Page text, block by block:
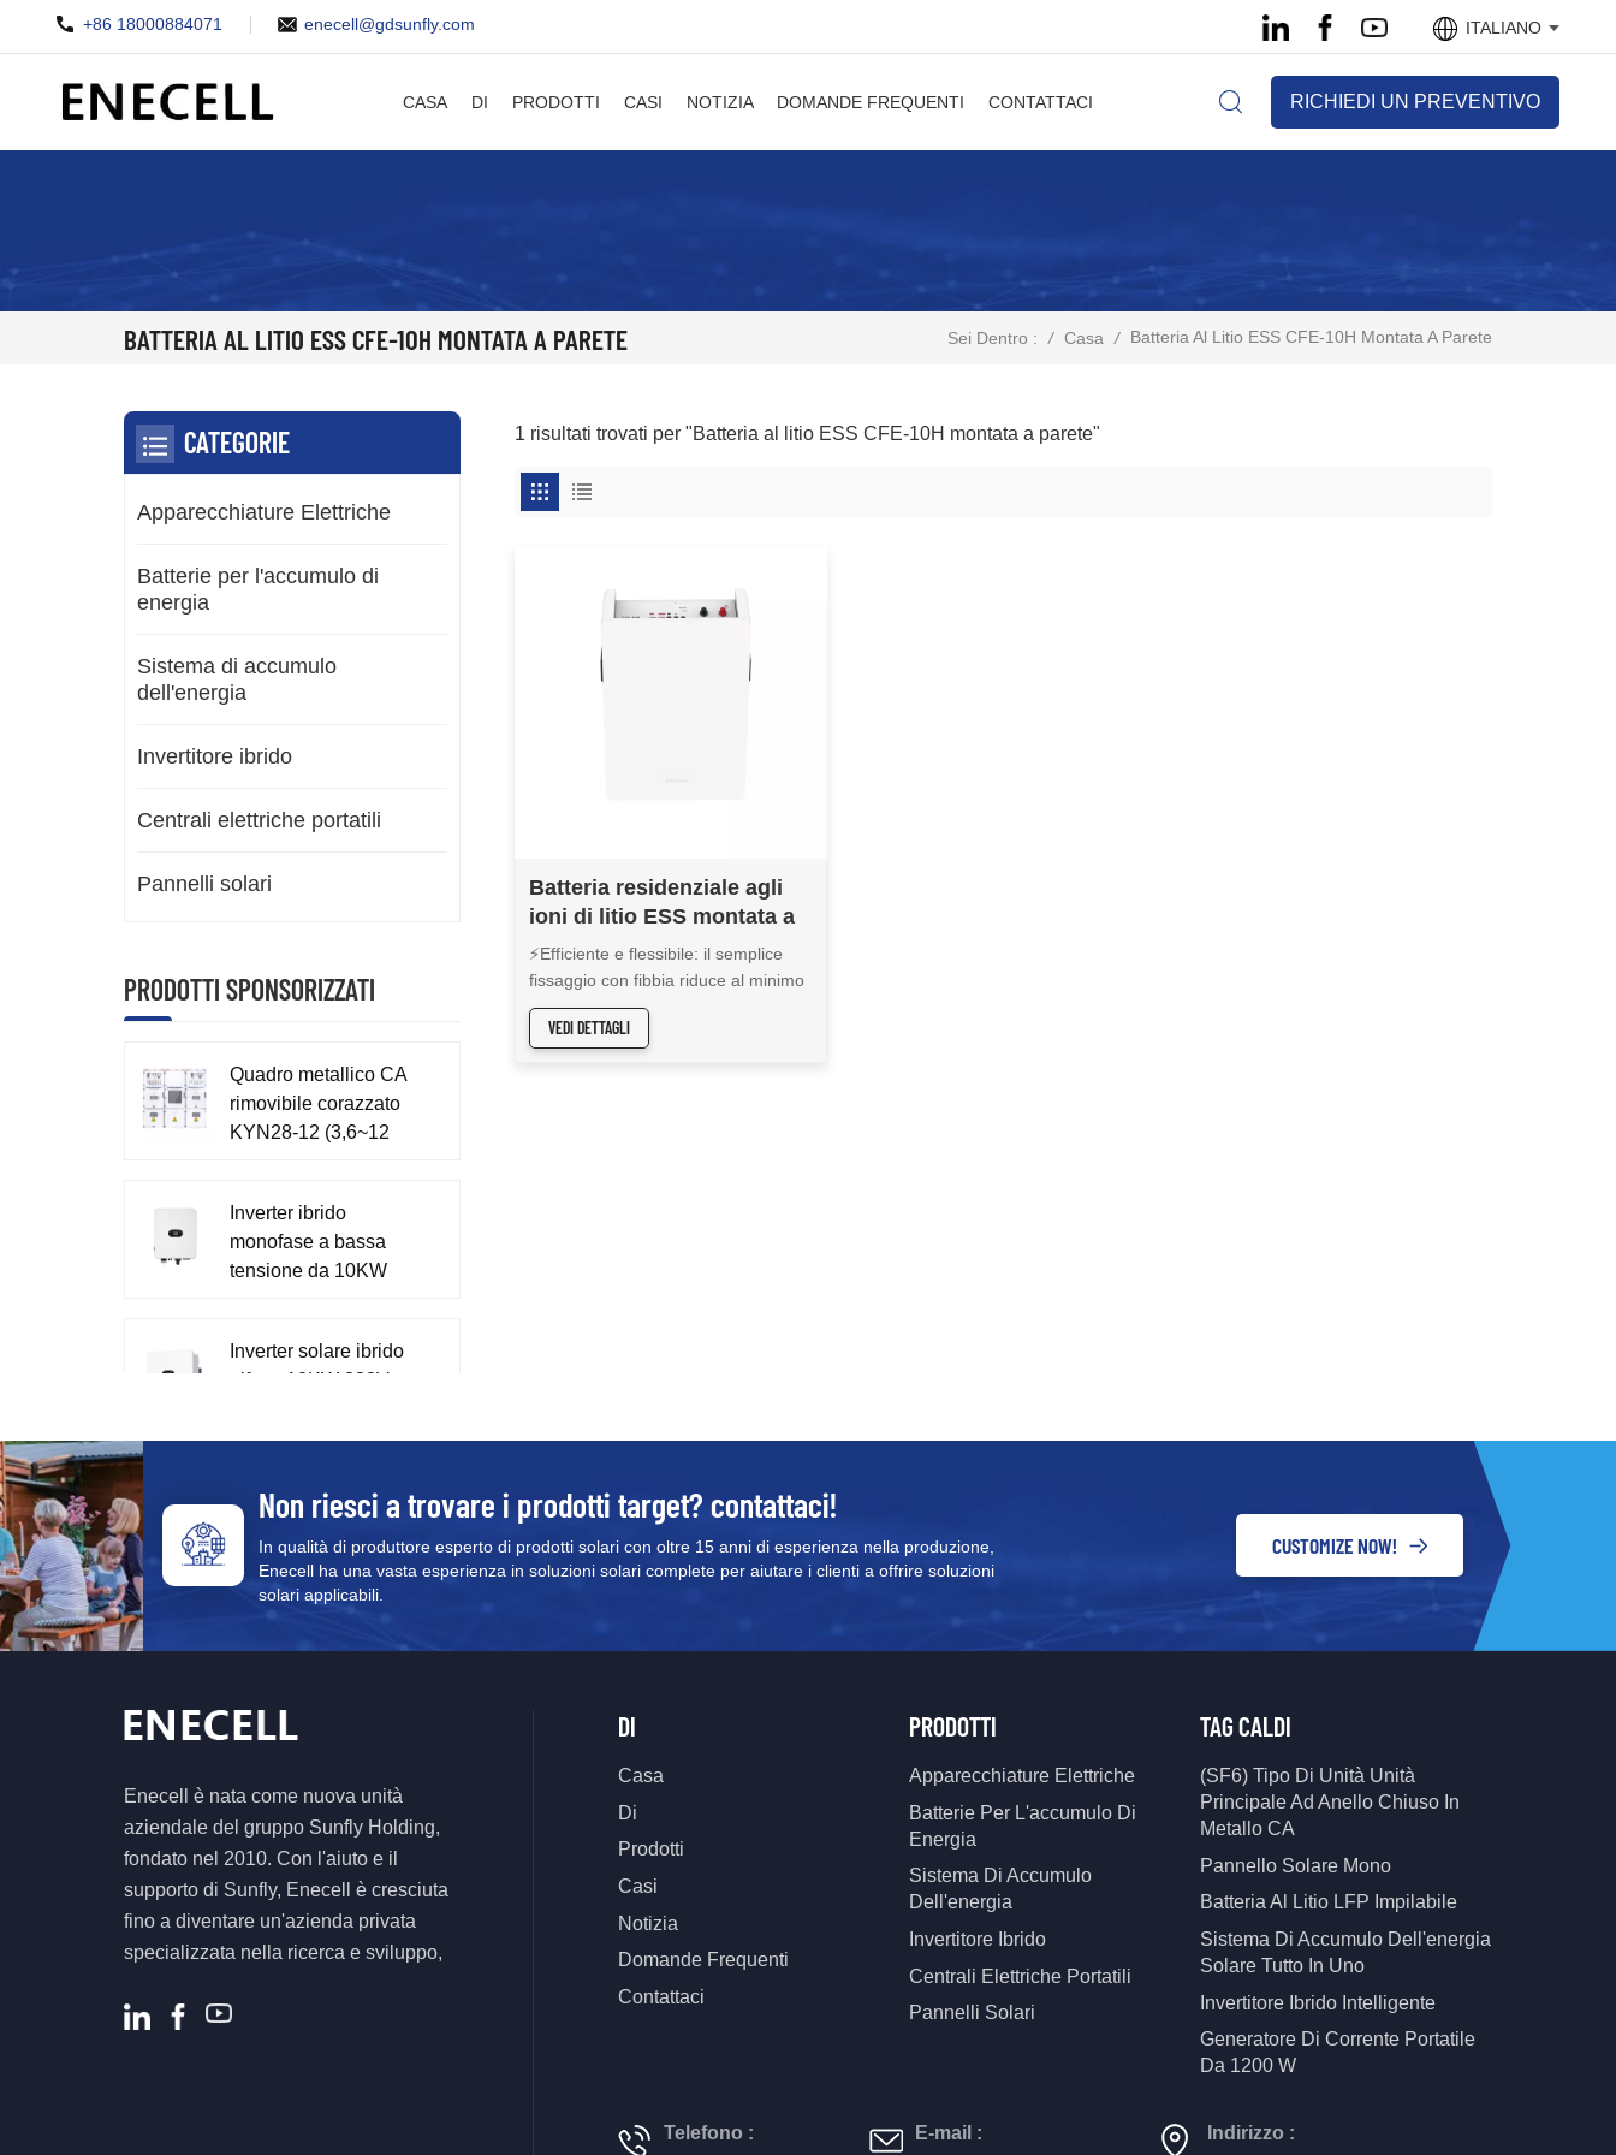
+86 18000884071 enecell@gdsunfly.com ITALIANO
CASA DI PRODOTTI CASI NOTIZIA DOMANDE FREQUENTI CONTATTACI RICHIEDI UN PREVENTIVO
BATTERIA AL LITIO ESS CFE-10H MONTATA A PARETE Sei Dentro : / Casa / Batteria Al Litio ESS CFE-10H Montata A Parete
1 risultati trovati per "Batteria al litio ESS CFE-10H montata a parete"
Batteria residenziale agli
ioni di litio ESS montata a
parete CFE-10H
⚡Efficiente e flessibile: il semplice
fissaggio con fibbia riduce al minimo
i tempi e i costi di installazione.
Aumenta la capacità di tensione in
VEDI DETTAGLI
CATEGORIE
Apparecchiature Elettriche
Batterie per l'accumulo di
energia
Sistema di accumulo
dell'energia
Invertitore ibrido
Centrali elettriche portatili
Pannelli solari
PRODOTTI SPONSORIZZATI
Quadro metallico CA
rimovibile corazzato
KYN28-12 (3,6~12
Inverter ibrido
monofase a bassa
tensione da 10KW
Inverter solare ibrido
trifase 10KW 230V
Sistema tutto in uno
di accumulo di
energia monofase da
51,2 V XD3-6KTL-
AIO
Sistema di accumulo
grid tutto in uno
ad alta efficienza da
5,5KW 6,2KW per
sistema energetico
domestico
Non riesci a trovare i prodotti target? contattaci!
In qualità di produttore esperto di prodotti solari con oltre 15 anni di esperienza nella produzione,
Enecell ha una vasta esperienza in soluzioni solari complete per aiutare i clienti a offrire soluzioni
solari applicabili.
CUSTOMIZE NOW!
Enecell è nata come nuova unità
aziendale del gruppo Sunfly Holding,
fondato nel 2010. Con l'aiuto e il
supporto di Sunfly, Enecell è cresciuta
fino a diventare un'azienda privata
specializzata nella ricerca e sviluppo,
prodotti e soluzioni per lo stoccaggio
DI
Casa
Di
Prodotti
Casi
Notizia
Domande Frequenti
Contattaci
PRODOTTI
Apparecchiature Elettriche
Batterie Per L'accumulo Di
Energia
Sistema Di Accumulo
Dell'energia
Invertitore Ibrido
Centrali Elettriche Portatili
Pannelli Solari
TAG CALDI
(SF6) Tipo Di Unità Unità
Principale Ad Anello Chiuso In
Metallo CA
Pannello Solare Mono
Batteria Al Litio LFP Impilabile
Sistema Di Accumulo Dell'energia
Solare Tutto In Uno
Invertitore Ibrido Intelligente
Generatore Di Corrente Portatile
Da 1200 W
Telefono :
E-mail :
Indirizzo :